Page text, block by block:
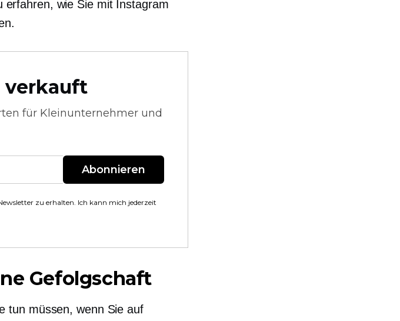
erfahren, wie Sie mit Instagram
verkauft
für Kleinunternehmer und
Abonnieren
zu erhalten. Ich kann mich jederzeit
Gefolgschaft
tun müssen, wenn Sie auf